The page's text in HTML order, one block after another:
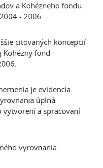
a Kohézneho fondu
- 2006.
citovaných koncepcií
fond
je evidencia
úplná
vytvorení a spracovaní
vyrovnania